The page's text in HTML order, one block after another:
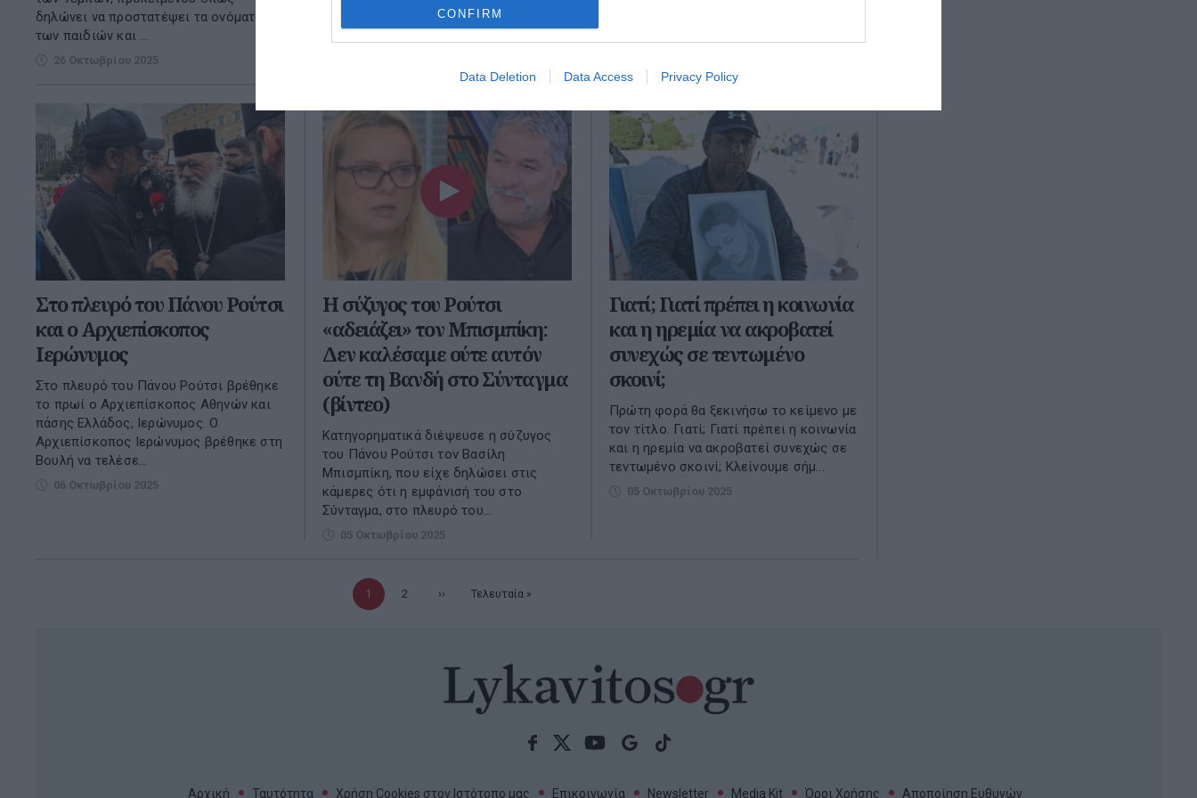
CONFIRM
Data Deletion Data Access Privacy Policy
δηλώνει να προστατέψει τα ονόματα
των παιδιών και ...
26 Οκτωβρίου 2025
15 Οκτωβρίου 2025
Στο πλευρό του Πάνου Ρούτσι
και ο Αρχιεπίσκοπος
Ιερώνυμος
Στο πλευρό του Πάνου Ρούτσι βρέθηκε
το πρωί ο Αρχιεπίσκοπος Αθηνών και
πάσης Ελλάδος, Ιερώνυμος. Ο
Αρχιεπίσκοπος Ιερώνυμος βρέθηκε στη
Βουλή να τελέσε...
06 Οκτωβρίου 2025
Η σύζυγος του Ρούτσι
«αδειάζει» τον Μπισμπίκη:
Δεν καλέσαμε ούτε αυτόν
ούτε τη Βανδή στο Σύνταγμα
(βίντεο)
Κατηγορηματικά διέψευσε η σύζυγος
του Πάνου Ρούτσι τον Βασίλη
Μπισμπίκη, που είχε δηλώσει στις
κάμερες ότι η εμφάνισή του στο
Σύνταγμα, στο πλευρό του...
05 Οκτωβρίου 2025
Γιατί; Γιατί πρέπει η κοινωνία
και η ηρεμία να ακροβατεί
συνεχώς σε τεντωμένο
σκοινί;
Πρώτη φορά θα ξεκινήσω το κείμενο με
τον τίτλο. Γιατί; Γιατί πρέπει η κοινωνία
και η ηρεμία να ακροβατεί συνεχώς σε
τεντωμένο σκοινί; Κλείνουμε σήμ...
05 Οκτωβρίου 2025
Τρέχουσα
1 Σελίδα
2 Επόμενη
›› Τελευταία
Τελευταία »
Αρχική Ταυτότητα Χρήση Cookies στον Ιστότοπο μας Επικοινωνία Newsletter Media Kit Όροι Χρήσης Αποποίηση Ευθυνών